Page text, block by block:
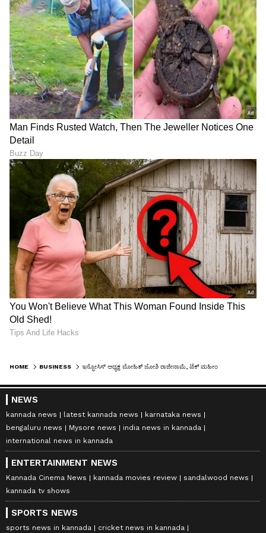
HOME BUSINESS
NEWS
kannada news latest kannada news
karnataka news
bengaluru news
Mysore news
india news in kannada
international news in kannada
ENTERTAINMENT NEWS
Kannada Cinema News kannada movies review
sandalwood news
kannada tv shows
SPORTS NEWS
sports news in kannada
cricket news in kannada